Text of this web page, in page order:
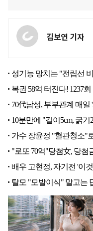
김보연 기자